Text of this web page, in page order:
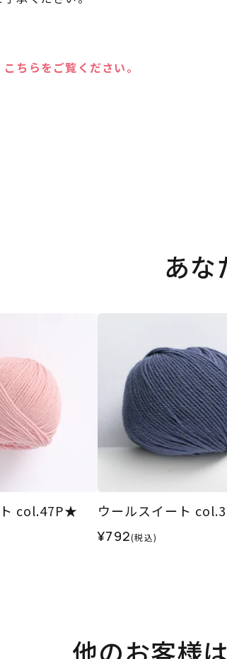
こちらをご覧ください。
あな
col.47P★ ウールスイート
¥792(税込)
他のお客様